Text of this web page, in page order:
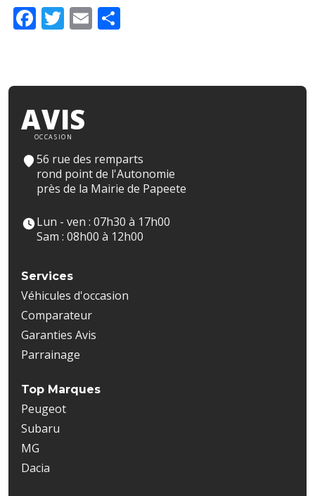
Facebook
Twitter
Email
AVIS
OCCASION
56 rue des remparts
rond point de l'Autonomie
près de la Mairie de Papeete
Lun - ven : 07h30 à 17h00
Sam : 08h00 à 12h00
Services
Véhicules d'occasion
Comparateur
Garanties Avis
Parrainage
Top Marques
Peugeot
Subaru
MG
Dacia